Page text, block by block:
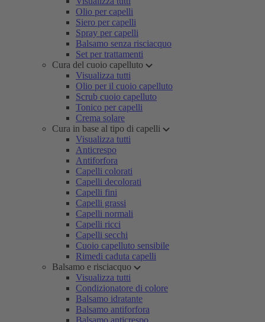
Olio per capelli
Siero per capelli
Spray per capelli
Balsamo senza risciacquo
Set per trattamenti
Cura del cuoio capelluto
Visualizza tutti
Olio per il cuoio capelluto
Scrub cuoio capelluto
Tonico per capelli
Crema solare
Cura in base al tipo di capelli
Visualizza tutti
Anticrespo
Antiforfora
Capelli colorati
Capelli decolorati
Capelli fini
Capelli grassi
Capelli normali
Capelli ricci
Capelli secchi
Cuoio capelluto sensibile
Rimedi caduta capelli
Balsamo e risciacquo
Visualizza tutti
Condizionatore di colore
Balsamo idratante
Balsamo antiforfora
Balsamo anticrespo